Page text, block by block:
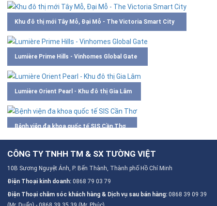
Khu đô thị mới Tây Mỗ, Đại Mỗ - The Victoria Smart City
Lumière Prime Hills - Vinhomes Global Gate
Lumière Orient Pearl - Khu đô thị Gia Lâm
Bệnh viện đa khoa quốc tế SIS Cần Thơ
Trung tâm nghiên cứu và đào tạo chuyên sâu điều trị đột quỵ SIS
TPHCM
CÔNG TY TNHH TM & SX TƯỜNG VIỆT
10B Sương Nguyệt Ánh, P. Bến Thành, Thành phố Hồ Chí Minh
Điện Thoại kinh doanh: 0868 79 03 79
Điện Thoại chăm sóc khách hàng & Dịch vụ sau bán hàng: 0868 39 09 39